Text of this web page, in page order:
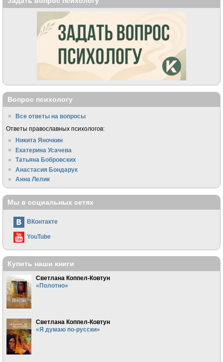
Вопрос психологу
Все ответы на вопросы
Ответы православных психологов:
Никита Яночкин
Екатерина Усачева
Татьяна Бобровских
Анастасия Бондарук
Анна Лелик
Мы в социальных сетях
ВКонтакте
YouTube
Купить наши книги
Светлана Коппел-Ковтун
«Полотно»
Светлана Коппел-Ковтун
«Я думаю по-русски»